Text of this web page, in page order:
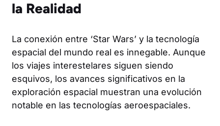
la Realidad
La conexión entre ‘Star Wars’ y la tecnología
espacial del mundo real es innegable. Aunque
los viajes interestelares siguen siendo
esquivos, los avances significativos en la
exploración espacial muestran una evolución
notable en las tecnologías aeroespaciales.